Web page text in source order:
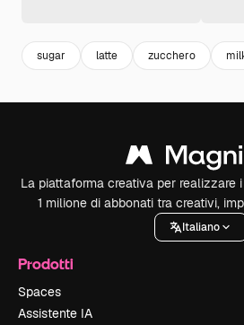
sugar latte zucchero
La piattaforma creativa per realizzare
1 milione di abbonati tra creativi,
Italiano
Prodotti
Spaces
Assistente IA